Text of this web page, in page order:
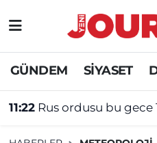
GÜNDEM SİYASET
11:22 Rus ordusu bu gece 17 füze
GÜNDEM
SİYASET
Nöbetçi Eczaneler
Hava Durumu